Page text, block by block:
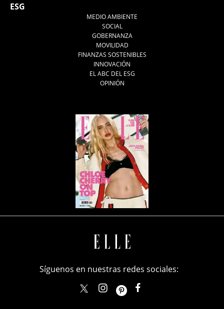
ESG
MEDIO AMBIENTE
SOCIAL
GOBERNANZA
MOVILIDAD
FINANZAS SOSTENIBLES
INNOVACIÓN
EL ABC DEL ESG
OPINIÓN
Síguenos en nuestras redes sociales:
elle_mexicoellemexico